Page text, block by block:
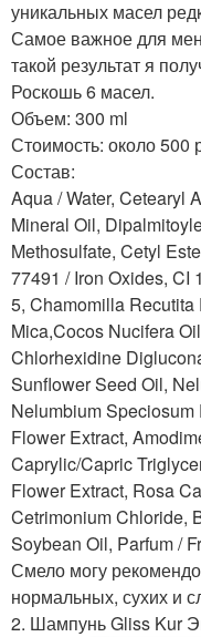
уникальных масел
Самое важное для
такой результат я
Роскошь 6 масел.
Объем: 300 ml
Стоимость: около 500
Состав:
Aqua / Water, Cetearyl
Mineral Oil,
Methosulfate, Cetyl
77491 / Iron Oxides, CI
5, Chamomilla Recutita
Mica,Cocos Nucifera
Chlorhexidine
Sunflower Seed Oil,
Nelumbium
Flower Extract,
Caprylic/Capric
Flower Extract, Rosa
Cetrimonium Chloride,
Soybean Oil, Parfum /
Смело могу
нормальных, сухих и
2. Шампунь Gliss Kur